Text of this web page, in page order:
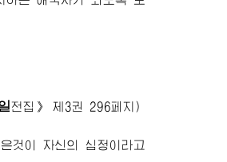
전집》 제3권 296페지)
것이 자신의 심정이라고